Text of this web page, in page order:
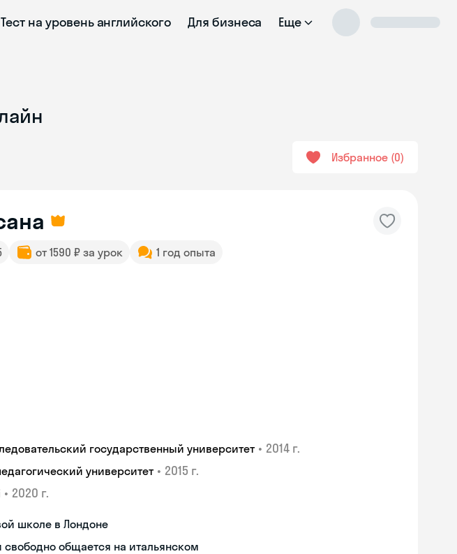
Тест на уровень английского Для бизнеса Еще
Избранное 0
от 1590 ₽ за урок 1 год опыта
государственный университет • 2014 г.
университет • 2015 г.
• 2020 г.
школе в Лондоне
свободно общается на итальянском